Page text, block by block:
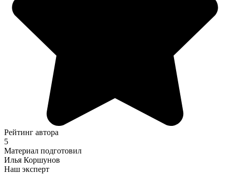
Рейтинг автора
5
Материал подготовил
Илья Коршунов
Наш эксперт